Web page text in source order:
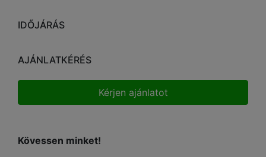
IDŐJÁRÁS
AJÁNLATKÉRÉS
Kérjen ajánlatot
Kövessen minket!